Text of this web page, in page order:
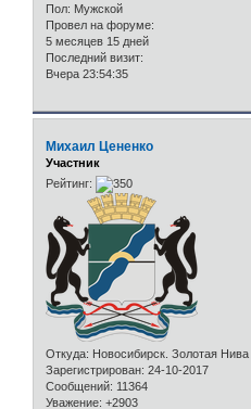
Пол: Мужской
Провел на форуме:
5 месяцев 15 дней
Последний визит:
Вчера 23:54:35
Михаил Цененко
Участник
Рейтинг:
Откуда: Новосибирск. Золотая Нива
Зарегистрирован: 24-10-2017
Сообщений: 11364
Уважение: +2903